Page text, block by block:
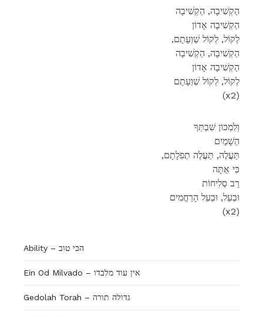
הַקְשִׁיבָה, הַקְשִׁיבָה
הַקְשִׁיבָה אָדוֹן
,לְקוֹל, לְקוֹל שַׁוְעָתָם
הַקְשִׁיבָה, הַקְשִׁיבָה
הַקְשִׁיבָה אָדוֹן
לְקוֹל, לְקוֹל שַׁוְעָתָם
(x2)
וְלִמְכוֹן שִׁבְתְּךָ
הַשָׁמַיִם
,תַּעֲלֶה, תַּעֲלֶה תְפִלָתָם
כִּי אַתָּה
רַב סְלִיחוֹת
וּבַעַל, וּבַעַל הָרַחֲמִים
(x2)
Ability – הכי טוב
Ein Od Milvado – אין עוד מלבדו
Gedolah Torah – גדולה תורה